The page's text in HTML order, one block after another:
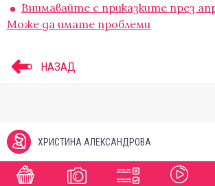
Внимавайте с приказките през
Може да имате проблеми
НАЗАД
ХРИСТИНА АЛЕКСАНДРОВА